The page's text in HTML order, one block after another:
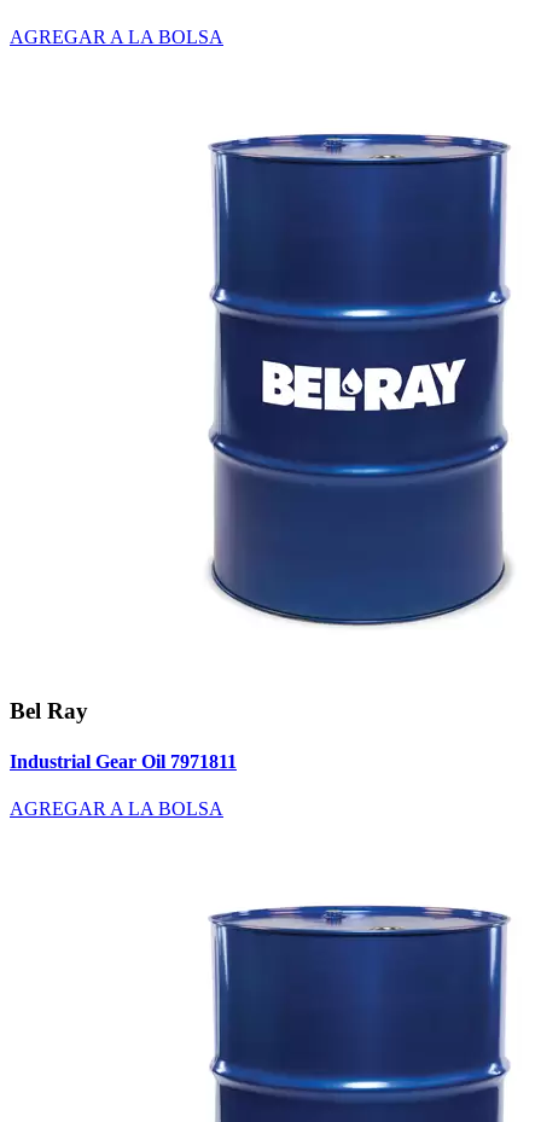
AGREGAR A LA BOLSA
Bel Ray
Industrial Gear Oil 7971811
AGREGAR A LA BOLSA